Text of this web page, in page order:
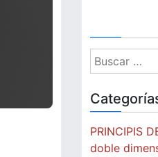
Buscar:
PRINCIPIS
doble